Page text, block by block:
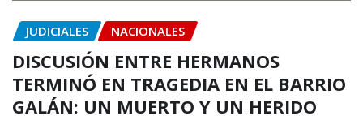
JUDICIALES NACIONALES
DISCUSIÓN ENTRE HERMANOS
TERMINÓ EN TRAGEDIA EN EL BARRIO
GALÁN: UN MUERTO Y UN HERIDO